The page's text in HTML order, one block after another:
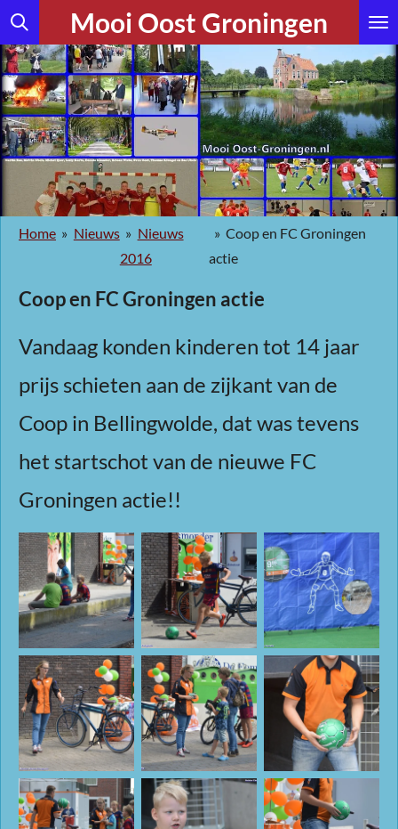
Ga
direct
naar
de
hoofdinhoud
Mooi Oost Groningen
Home » Nieuws » Nieuws
2016
» Coop en FC Groningen
actie
Coop en FC Groningen actie
Vandaag konden kinderen tot 14 jaar
prijs schieten aan de zijkant van de
Coop in Bellingwolde, dat was tevens
het startschot van de nieuwe FC
Groningen actie!!